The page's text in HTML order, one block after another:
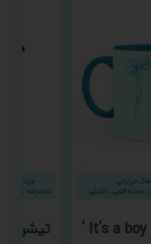
تیشرت